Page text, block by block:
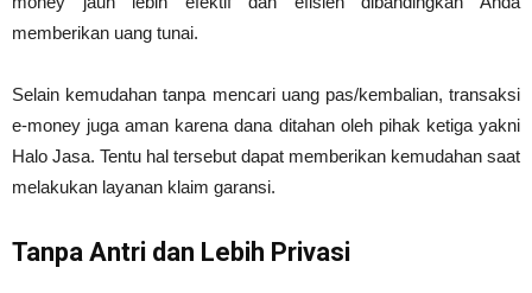
memberikan uang tunai.
Selain kemudahan tanpa mencari uang pas/kembalian, transaksi
e-money juga aman karena dana ditahan oleh pihak ketiga yakni
Halo Jasa. Tentu hal tersebut dapat memberikan kemudahan saat
melakukan layanan klaim garansi.
Tanpa Antri dan Lebih Privasi